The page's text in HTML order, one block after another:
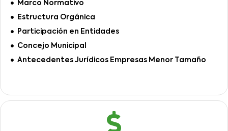
Marco Normativo
Estructura Orgánica
Participación en Entidades
Concejo Municipal
Antecedentes Jurídicos Empresas Menor Tamaño